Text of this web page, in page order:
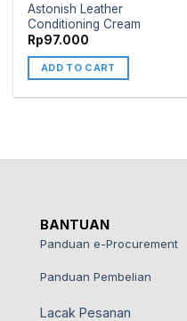
Astonish Leather
Conditioning Cream
Rp97.000
ADD TO CART
BANTUAN
Panduan e-Procurement
Panduan Pembelian
Lacak Pesanan